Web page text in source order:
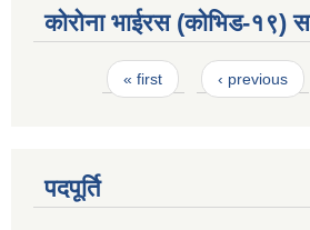
कोरोना भाईरस (कोभिड-१९)
Pages« first ‹ previous
पदपूर्ति